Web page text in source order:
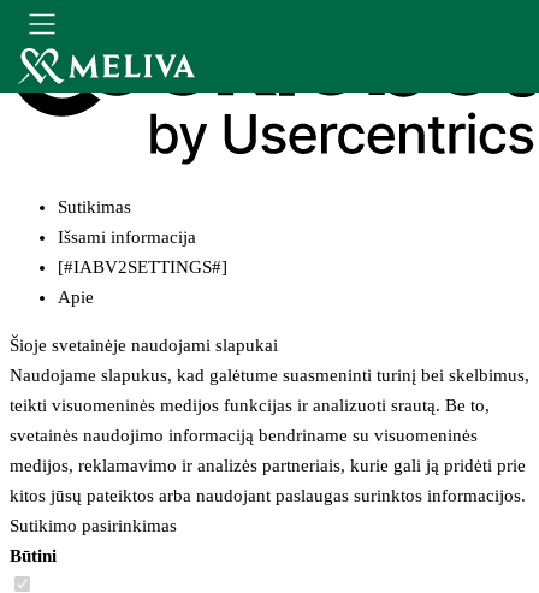
Sutikimas
Išsami informacija
[#IABV2SETTINGS#]
Apie
Šioje svetainėje naudojami slapukai
Naudojame slapukus, kad galėtume suasmeninti turinį bei skelbimus,
teikti visuomeninės medijos funkcijas ir analizuoti srautą. Be to,
svetainės naudojimo informaciją bendriname su visuomeninės
medijos, reklamavimo ir analizės partneriais, kurie gali ją pridėti prie
kitos jūsų pateiktos arba naudojant paslaugas surinktos informacijos.
Sutikimo pasirinkimas
Būtini